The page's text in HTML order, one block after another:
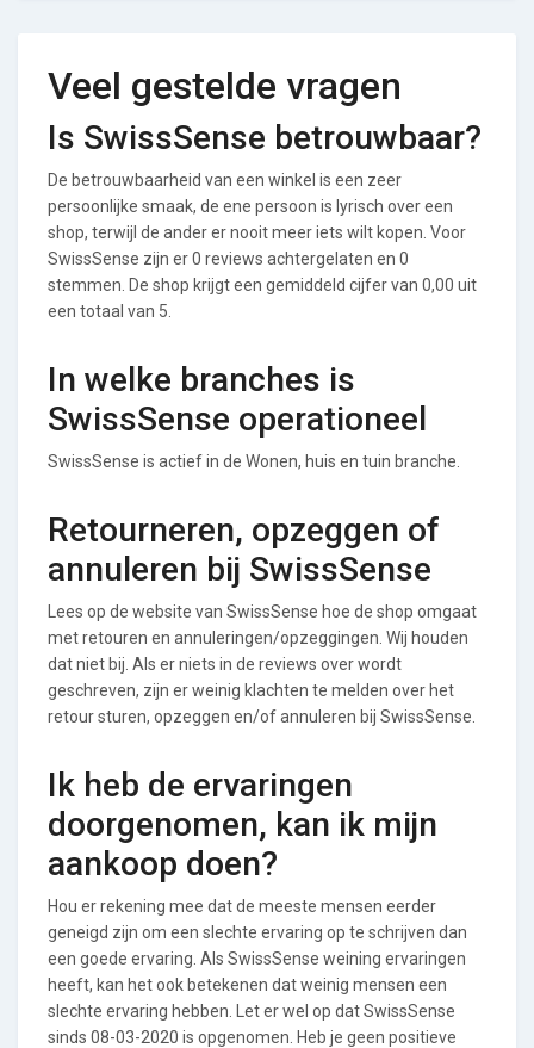
Veel gestelde vragen
Is SwissSense betrouwbaar?
De betrouwbaarheid van een winkel is een zeer
persoonlijke smaak, de ene persoon is lyrisch over een
shop, terwijl de ander er nooit meer iets wilt kopen. Voor
SwissSense zijn er 0 reviews achtergelaten en 0
stemmen. De shop krijgt een gemiddeld cijfer van 0,00 uit
een totaal van 5.
In welke branches is
SwissSense operationeel
SwissSense is actief in de Wonen, huis en tuin branche.
Retourneren, opzeggen of
annuleren bij SwissSense
Lees op de website van SwissSense hoe de shop omgaat
met retouren en annuleringen/opzeggingen. Wij houden
dat niet bij. Als er niets in de reviews over wordt
geschreven, zijn er weinig klachten te melden over het
retour sturen, opzeggen en/of annuleren bij SwissSense.
Ik heb de ervaringen
doorgenomen, kan ik mijn
aankoop doen?
Hou er rekening mee dat de meeste mensen eerder
geneigd zijn om een slechte ervaring op te schrijven dan
een goede ervaring. Als SwissSense weining ervaringen
heeft, kan het ook betekenen dat weinig mensen een
slechte ervaring hebben. Let er wel op dat SwissSense
sinds 08-03-2020 is opgenomen. Heb je geen positieve